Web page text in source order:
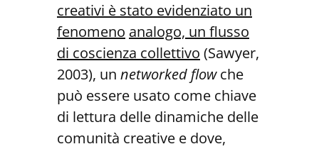
creativi è stato evidenziato un
fenomeno analogo, un flusso
di coscienza collettivo (Sawyer,
2003), un networked flowche
può essere usato come chiave
di lettura delle dinamiche delle
comunità creative e dove,